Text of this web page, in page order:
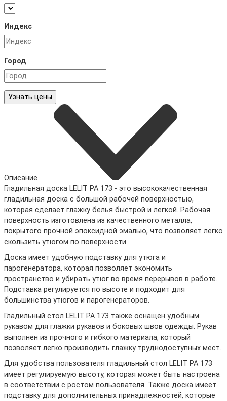
Индекс
Город
Узнать цены
Описание
Гладильная доска LELIT PA 173 - это высококачественная
гладильная доска с большой рабочей поверхностью,
которая сделает глажку белья быстрой и легкой. Рабочая
поверхность изготовлена из качественного металла,
покрытого прочной эпоксидной эмалью, что позволяет легко
скользить утюгом по поверхности.
Доска имеет удобную подставку для утюга и
парогенератора, которая позволяет экономить
пространство и убирать утюг во время перерывов в работе.
Подставка регулируется по высоте и подходит для
большинства утюгов и парогенераторов.
Гладильный стол LELIT PA 173 также оснащен удобным
рукавом для глажки рукавов и боковых швов одежды. Рукав
выполнен из прочного и гибкого материала, который
позволяет легко производить глажку труднодоступных мест.
Для удобства пользователя гладильный стол LELIT PA 173
имеет регулируемую высоту, которая может быть настроена
в соответствии с ростом пользователя. Также доска имеет
подставку для дополнительных принадлежностей, которые